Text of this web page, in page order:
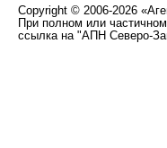
Copyright © 2006-2026
При полном или
ссылка на "АПН Северо-